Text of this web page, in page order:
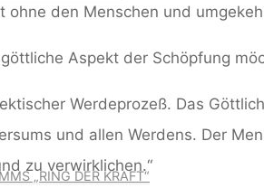
„RING DER KRAFT“
ohne den Menschen und
Aspekt der Schöpfung
Werdeprozeß. Das
und allen Werdens. Der
zu verwirklichen.“